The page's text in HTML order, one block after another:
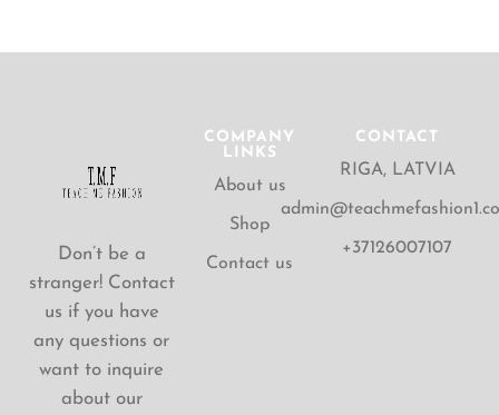
Don’t be a
stranger! Contact
us if you have
any questions or
want to inquire
about our
COMPANY
LINKS
About us
Shop
Contact us
CONTACT
RIGA, LATVIA
+37126007107